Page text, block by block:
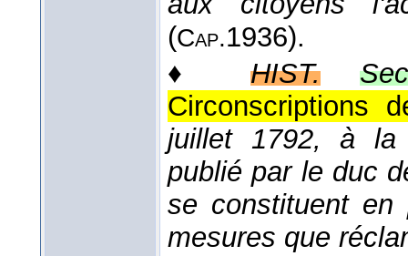
(Cap.1936).
♦HIST.
Circonscriptions
juillet 1792, à la
publié par le duc
se constituent en
mesures que